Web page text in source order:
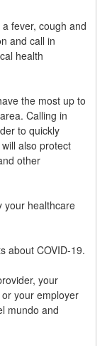
fever, cough and
and call in
health
the most up to
Calling in
to quickly
also protect
other
your healthcare
about COVID-19.
your
your employer
mundo and